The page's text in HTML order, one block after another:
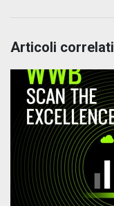
Articoli correlati